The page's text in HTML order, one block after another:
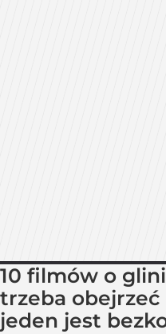
10 filmów o
trzeba obejrzeć
jeden jest